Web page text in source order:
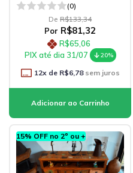
(0)
De R$133,34
Por R$81,32
R$65,06
PIX até dia 31/07
20%
12x de R$6,78sem juros
15% OFF no 2º ou +